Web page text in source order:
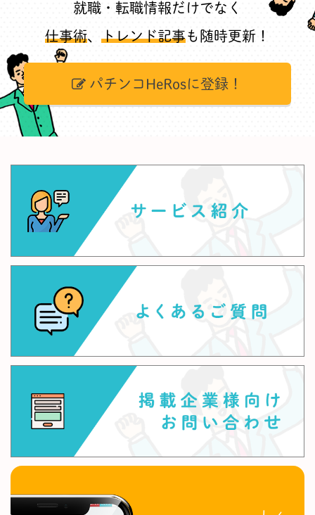
就職・転職情報だけでなく
仕事術、 トレンド記事も随時更新！
パチンコHeRosに登録！